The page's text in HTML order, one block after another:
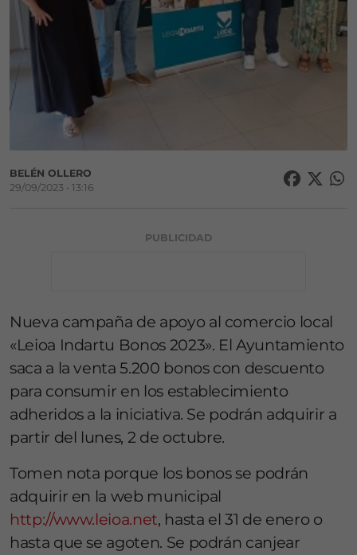
BELÉN OLLERO
29/09/2023 • 13:16
PUBLICIDAD
Nueva campaña de apoyo al comercio local
«Leioa Indartu Bonos 2023». El Ayuntamiento
saca a la venta 5.200 bonos con descuento
para consumir en los establecimiento
adheridos a la iniciativa. Se podrán adquirir a
partir del lunes, 2 de octubre.
Tomen nota porque los bonos se podrán
adquirir en la web municipal
http://www.leioa.net, hasta el 31 de enero o
hasta que se agoten. Se podrán canjear